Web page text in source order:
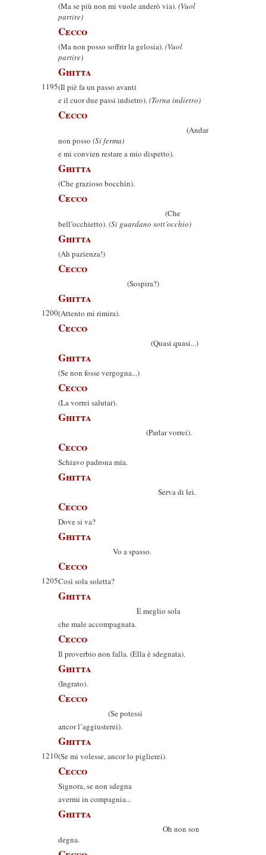
(Ma se più non mi vuole anderò via).(Vuol
partire)
Cecco
(Ma non posso soffrir la gelosia).(Vuol
partire)
Ghitta
1195(Il piè fa un passo avanti
e il cuor due passi indietro).(Torna indietro)
Cecco
(Andar
non posso (Si ferma)
e mi convien restare a mio dispetto).
Ghitta
(Che grazioso bocchin).
Cecco
(Che
bell’occhietto).(Si guardano sott’occhio)
Ghitta
(Ah pazienza!)
Cecco
(Sospira?)
Ghitta
1200(Attento mi rimira).
Cecco
(Quasi quasi...)
Ghitta
(Se non fosse vergogna...)
Cecco
(La vorrei salutar).
Ghitta
(Parlar vorrei).
Cecco
Schiavo padrona mia.
Ghitta
Serva di lei.
Cecco
Dove si va?
Ghitta
Vo a spasso.
Cecco
1205Così sola soletta?
Ghitta
È meglio sola
che male accompagnata.
Cecco
Il proverbio non falla. (Ella è sdegnata).
Ghitta
(Ingrato).
Cecco
(Se potessi
ancor l’aggiusterei).
Ghitta
1210(Se mi volesse, ancor lo piglierei).
Cecco
Signora, se non sdegna
avermi in compagnia...
Ghitta
Oh non son
degna.